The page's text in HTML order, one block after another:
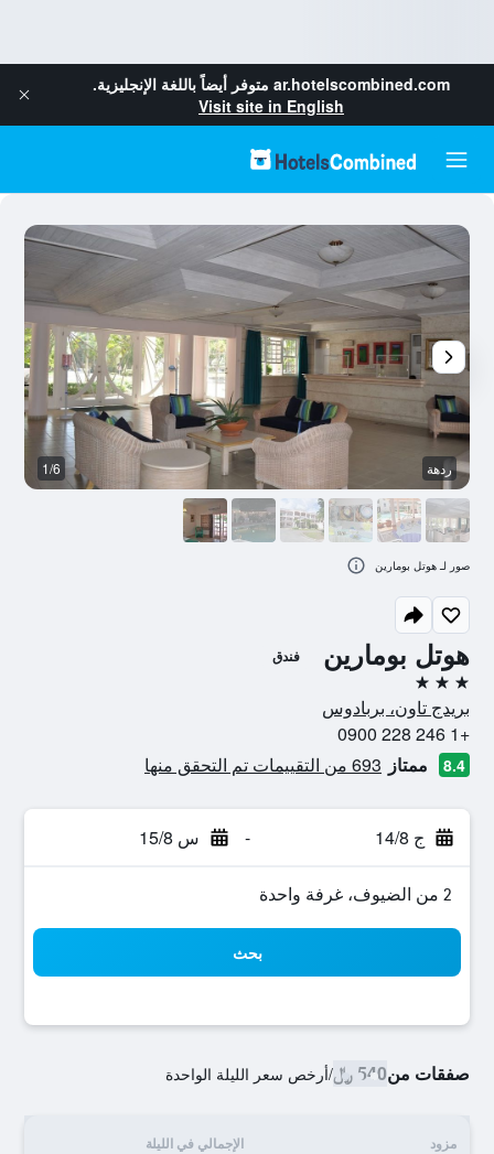
ar.hotelscombined.com متوفر أيضاً باللغة الإنجليزية.
Visit site in English
هوتل بومارين فندق
3 نجوم
بريدج تاون، بربادوس
+1 246 228 0900
8.4 ممتاز 693 من التقييمات تم التحقق منها
ج 14/8 - س 15/8
2 من الضيوف، غرفة واحدة
بحث
صفقات من540 ﷼ /أرخص سعر الليلة الواحدة
مزود الإجمالي في الليلة
ردهة 1/6
صور لـ هوتل بومارين